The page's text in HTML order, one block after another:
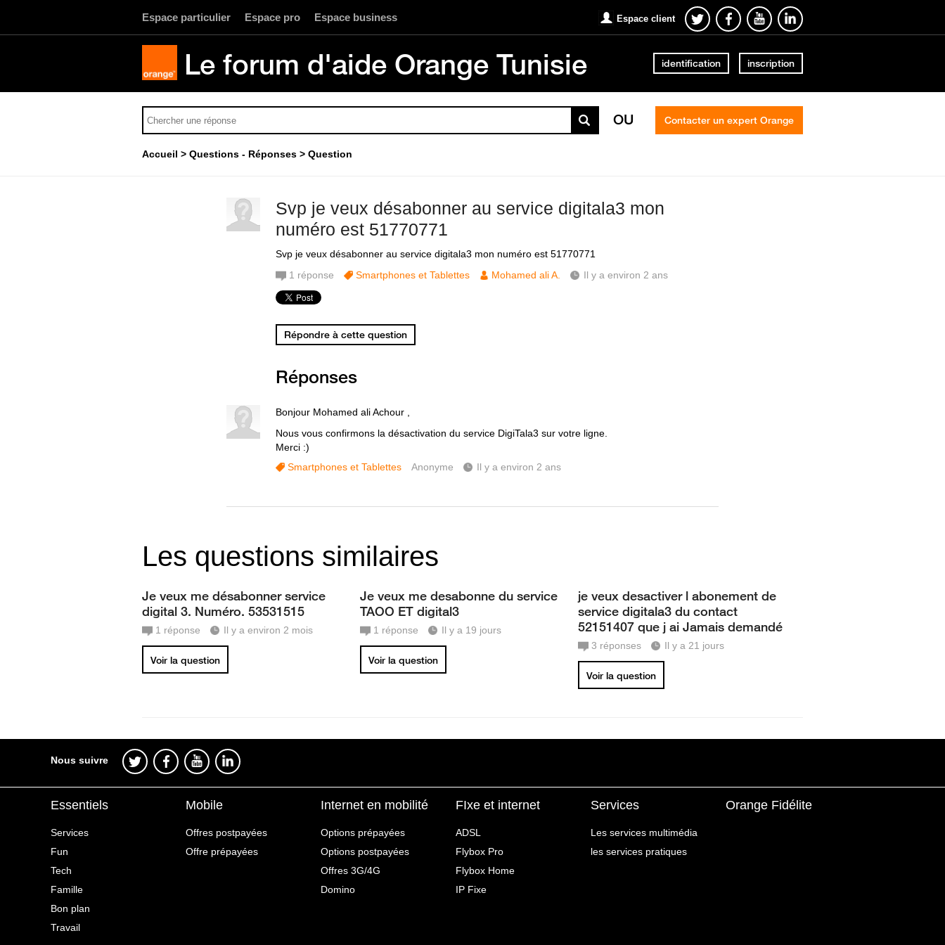
Espace particulier Espace pro Espace business Espace client
Le forum d'aide Orange Tunisie identification inscription
OU Contacter un expert Orange
Accueil Questions - Réponses Question
Svp je veux désabonner au service digitala3 mon
numéro est 51770771
Svp je veux désabonner au service digitala3 mon numéro est 51770771
1 réponse Smartphones et Tablettes Mohamed ali A. Il y a environ 2 ans
Répondre à cette question
Réponses
Bonjour Mohamed ali Achour ,
Nous vous confirmons la désactivation du service DigiTala3 sur votre ligne.
Merci :)
Smartphones et Tablettes
Anonyme Il y a environ 2 ans
Les questions similaires
Je veux me désabonner service
digital 3. Numéro. 53531515
1 réponse Il y a environ 2 mois
Voir la question
Je veux me desabonne du service
TAOO ET digital3
1 réponse Il y a 19 jours
Voir la question
je veux desactiver l abonement de
service digitala3 du contact
52151407 que j ai Jamais demandé
3 réponses Il y a 21 jours
Voir la question
Nous suivre
Essentiels
Services
Fun
Tech
Famille
Bon plan
Travail
Mobile
Offres postpayées
Offre prépayées
Internet en mobilité
Options prépayées
Options postpayées
Offres 3G/4G
Domino
FIxe et internet
ADSL
Flybox Pro
Flybox Home
IP Fixe
Services
Les services multimédia
les services pratiques
Orange Fidélite